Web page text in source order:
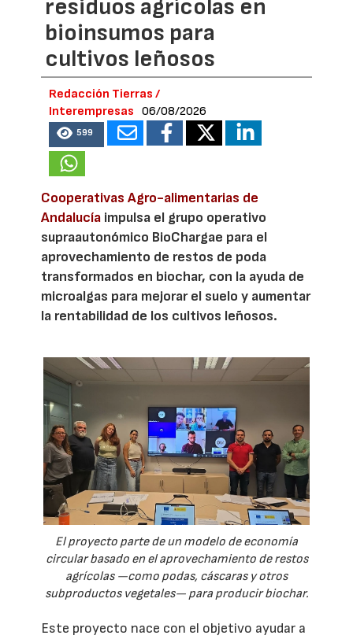
residuos agrícolas en
bioinsumos para
cultivos leñosos
Redacción Tierras /
Interempresas
06/08/2026
599
Cooperativas Agro-alimentarias de
Andalucía impulsa el grupo operativo
supraautonómico BioChargae para el
aprovechamiento de restos de poda
transformados en biochar, con la ayuda de
microalgas para mejorar el suelo y aumentar
la rentabilidad de los cultivos leñosos.
El proyecto parte de un modelo de economía
circular basado en el aprovechamiento de restos
agrícolas —como podas, cáscaras y otros
subproductos vegetales— para producir biochar.
Este proyecto nace con el objetivo ayudar a